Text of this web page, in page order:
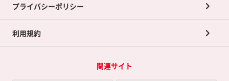
プライバシーポリシー
利用規約
関連サイト